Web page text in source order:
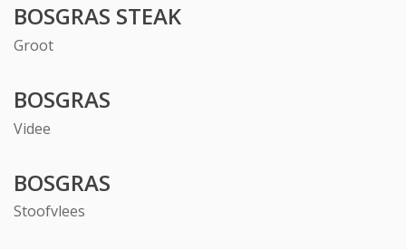
BOSGRAS STEAK
Groot
BOSGRAS
Videe
BOSGRAS
Stoofvlees